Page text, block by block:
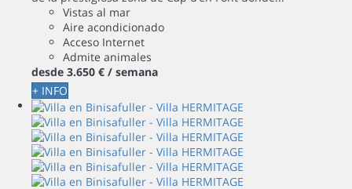
Vistas al mar
Aire acondicionado
Acceso Internet
Admite animales
desde 3.650 € / semana
+ INFO